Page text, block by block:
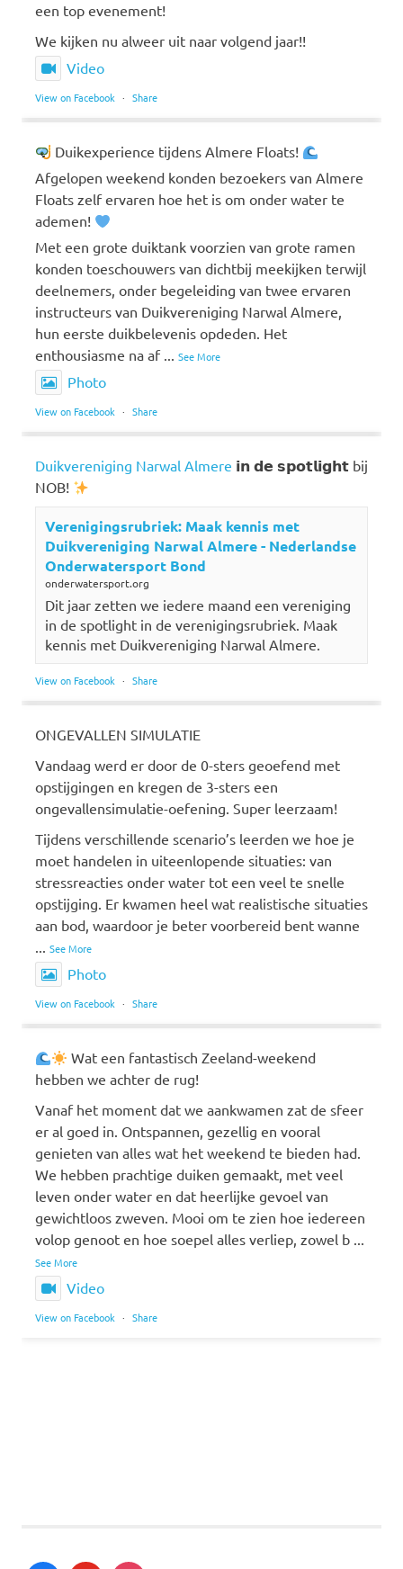
een top evenement!
We kijken nu alweer uit naar volgend jaar!!
Video
View on Facebook · Share
Duikexperience tijdens Almere Floats!
Afgelopen weekend konden bezoekers van Almere
Floats zelf ervaren hoe het is om onder water te
ademen!
Met een grote duiktank voorzien van grote ramen
konden toeschouwers van dichtbij meekijken terwijl
deelnemers, onder begeleiding van twee ervaren
instructeurs van Duikvereniging Narwal Almere,
hun eerste duikbelevenis opdeden. Het
enthousiasme na af ... See More
Photo
View on Facebook · Share
Duikvereniging Narwal Almere 𝗶𝗻 𝗱𝗲 𝘀𝗽𝗼𝘁𝗹𝗶𝗴𝗵𝘁 bij
NOB!
Verenigingsrubriek: Maak kennis met
Duikvereniging Narwal Almere - Nederlandse
Onderwatersport Bond
onderwatersport.org
Dit jaar zetten we iedere maand een vereniging
in de spotlight in de verenigingsrubriek. Maak
kennis met Duikvereniging Narwal Almere.
View on Facebook · Share
ONGEVALLEN SIMULATIE
Vandaag werd er door de 0-sters geoefend met
opstijgingen en kregen de 3-sters een
ongevallensimulatie-oefening. Super leerzaam!
Tijdens verschillende scenario’s leerden we hoe je
moet handelen in uiteenlopende situaties: van
stressreacties onder water tot een veel te snelle
opstijging. Er kwamen heel wat realistische situaties
aan bod, waardoor je beter voorbereid bent wanne
... See More
Photo
View on Facebook · Share
Wat een fantastisch Zeeland-weekend
hebben we achter de rug!
Vanaf het moment dat we aankwamen zat de sfeer
er al goed in. Ontspannen, gezellig en vooral
genieten van alles wat het weekend te bieden had.
We hebben prachtige duiken gemaakt, met veel
leven onder water en dat heerlijke gevoel van
gewichtloos zweven. Mooi om te zien hoe iedereen
volop genoot en hoe soepel alles verliep, zowel b ...
See More
Video
View on Facebook · Share